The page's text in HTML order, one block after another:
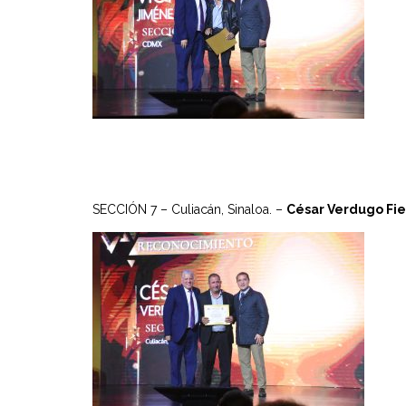
SECCIÓN 7 – Culiacán, Sinaloa. – César Verdugo